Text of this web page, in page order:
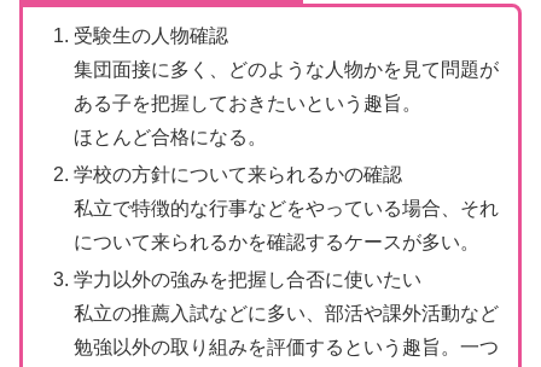
受験生の人物確認
集団面接に多く、どのような人物かを見て問題が
ある子を把握しておきたいという趣旨。
ほとんど合格になる。
学校の方針について来られるかの確認
私立で特徴的な行事などをやっている場合、それ
について来られるかを確認するケースが多い。
学力以外の強みを把握し合否に使いたい
私立の推薦入試などに多い、部活や課外活動など
勉強以外の取り組みを評価するという趣旨。一つ